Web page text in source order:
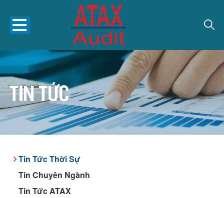
Tin tức
Tin Tức Thời Sự
Tin Chuyên Ngành
Tin Tức ATAX